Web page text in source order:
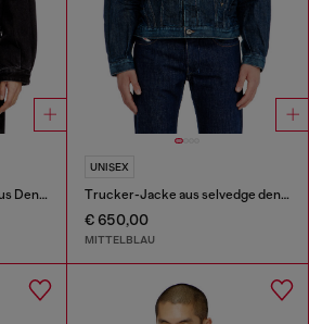
Gesteppte Truckerjacke aus Denim
UNISEX
Trucker-Jacke aus selvedge denim
€ 650,00
MITTELBLAU